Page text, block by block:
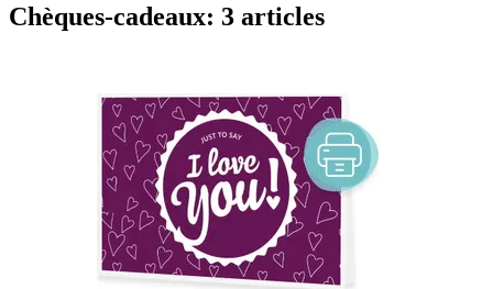
Chèques-cadeaux: 3 articles